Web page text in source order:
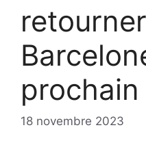
prochain
18 novembre 2023